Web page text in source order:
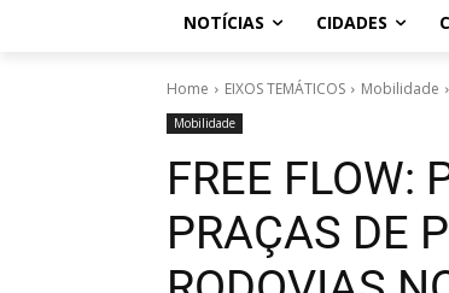
NOTÍCIAS CIDADES
Home EIXOS TEMÁTICOS Mobilidade
Mobilidade
FREE FLOW:
PRAÇAS DE